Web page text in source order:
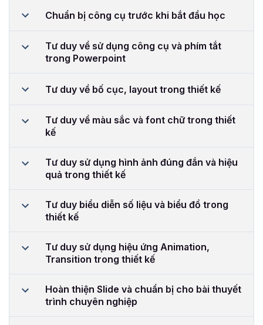
Chuẩn bị công cụ trước khi bắt đầu học
Tư duy về sử dụng công cụ và phím tắt
trong Powerpoint
Tư duy về bố cục, layout trong thiết kế
Tư duy về màu sắc và font chữ trong thiết
kế
Tư duy sử dụng hình ảnh đúng đắn và hiệu
quả trong thiết kế
Tư duy biểu diễn số liệu và biểu đồ trong
thiết kế
Tư duy sử dụng hiệu ứng Animation,
Transition trong thiết kế
Hoàn thiện Slide và chuẩn bị cho bài thuyết
trình chuyên nghiệp